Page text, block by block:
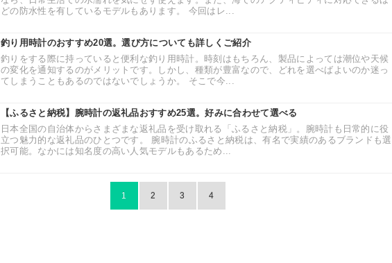
どの防水性を有しているモデルもあります。 今回はレ...
釣り用時計のおすすめ20選。選び方についても詳しくご紹介
釣りをする際に持っていると便利な釣り用時計。時刻はもちろん、製品によっては潮位や天候
の変化を通知するのがメリットです。しかし、種類が豊富なので、どれを選べばよいのか迷っ
てしまうこともあるのではないでしょうか。 そこで今...
【ふるさと納税】腕時計の返礼品おすすめ25選。好みに合わせて選べる
日本全国の自治体からさまざまな返礼品を受け取れる「ふるさと納税」。腕時計も日常的に役
立つ魅力的な返礼品のひとつです。 腕時計のふるさと納税は、有名で実績のあるブランドも選
択可能。なかには知名度の高い人気モデルもあるため...
1 2 3 4